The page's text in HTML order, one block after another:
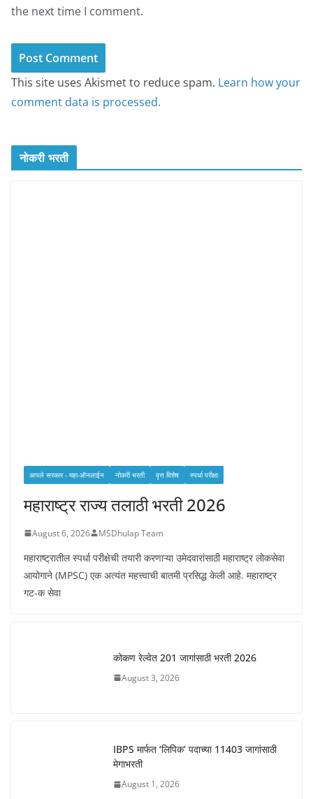
the next time I comment.
This site uses Akismet to reduce spam. Learn how your
comment data is processed.
नोकरी भरती
आपले सरकार - महा-ऑनलाईन नोकरी भरती वृत्त विशेष स्पर्धा परीक्षा
महाराष्ट्र राज्य तलाठी भरती 2026
August 6, 2026 MSDhulap Team
महाराष्ट्रातील स्पर्धा परीक्षेची तयारी करणाऱ्या उमेदवारांसाठी महाराष्ट्र लोकसेवा
आयोगाने (MPSC) एक अत्यंत महत्त्वाची बातमी प्रसिद्ध केली आहे. महाराष्ट्र
गट-क सेवा
कोकण रेल्वेत 201 जागांसाठी भरती 2026
August 3, 2026
IBPS मार्फत ‘लिपिक’ पदाच्या 11403 जागांसाठी
मेगाभरती
August 1, 2026